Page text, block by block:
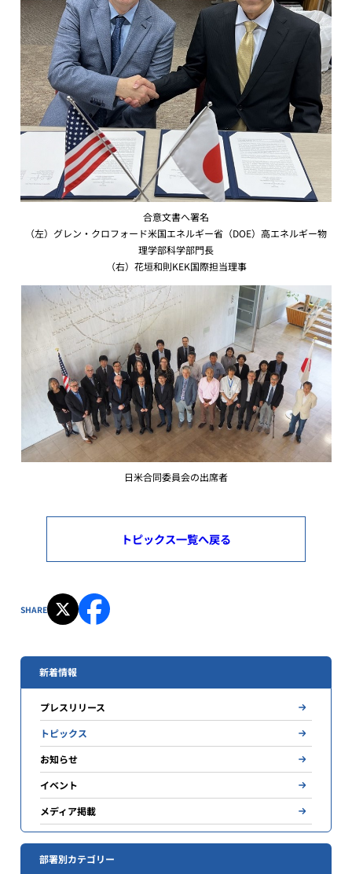
合意文書へ署名
（左）グレン・クロフォード米国エネルギー省（DOE）高エネルギー物
理学部科学部門長
（右）花垣和則KEK国際担当理事
日米合同委員会の出席者
トピックス一覧へ戻る
SHARE
新着情報
プレスリリース
トピックス
お知らせ
イベント
メディア掲載
部署別カテゴリー